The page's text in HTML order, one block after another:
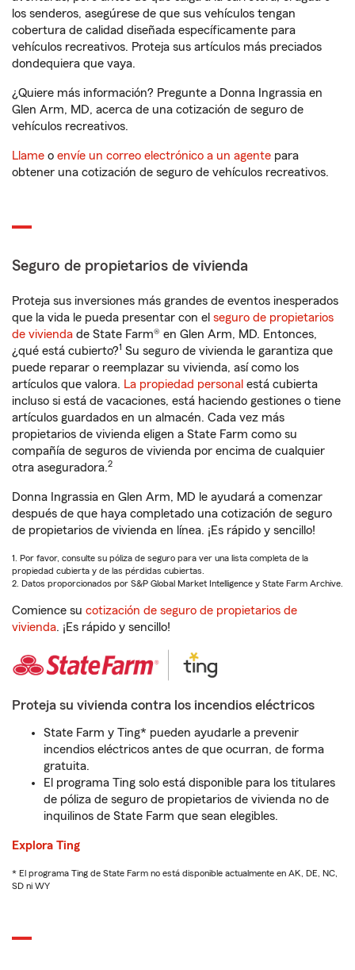
los senderos, asegúrese de que sus vehículos tengan
cobertura de calidad diseñada específicamente para
vehículos recreativos. Proteja sus artículos más preciados
dondequiera que vaya.
¿Quiere más información? Pregunte a Donna Ingrassia en
Glen Arm, MD, acerca de una cotización de seguro de
vehículos recreativos.
Llame o envíe un correo electrónico a un agente para
obtener una cotización de seguro de vehículos recreativos.
Seguro de propietarios de vivienda
Proteja sus inversiones más grandes de eventos inesperados
que la vida le pueda presentar con el seguro de propietarios
de vivienda de State Farm® en Glen Arm, MD. Entonces,
¿qué está cubierto?1 Su seguro de vivienda le garantiza que
puede reparar o reemplazar su vivienda, así como los
artículos que valora. La propiedad personal está cubierta
incluso si está de vacaciones, está haciendo gestiones o tiene
artículos guardados en un almacén. Cada vez más
propietarios de vivienda eligen a State Farm como su
compañía de seguros de vivienda por encima de cualquier
otra aseguradora.2
Donna Ingrassia en Glen Arm, MD le ayudará a comenzar
después de que haya completado una cotización de seguro
de propietarios de vivienda en línea. ¡Es rápido y sencillo!
1. Por favor, consulte su póliza de seguro para ver una lista completa de la
propiedad cubierta y de las pérdidas cubiertas.
2. Datos proporcionados por S&P Global Market Intelligence y State Farm Archive.
Comience su cotización de seguro de propietarios de
vivienda. ¡Es rápido y sencillo!
Proteja su vivienda contra los incendios eléctricos
State Farm y Ting* pueden ayudarle a prevenir
incendios eléctricos antes de que ocurran, de forma
gratuita.
El programa Ting solo está disponible para los titulares
de póliza de seguro de propietarios de vivienda no de
inquilinos de State Farm que sean elegibles.
Explora Ting
* El programa Ting de State Farm no está disponible actualmente en AK, DE, NC,
SD ni WY